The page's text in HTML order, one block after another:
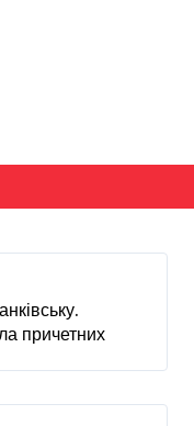
причетних